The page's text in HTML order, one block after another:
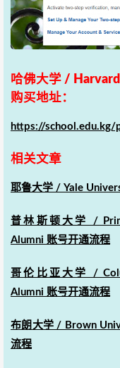
哈佛大学 /
购买地址：
https://school.edu.kg/
相关文章
耶鲁大学 / Yale
普林斯顿大学 /
Alumni 账号开通流程
哥伦比亚大学 /
Alumni 账号开通流程
布朗大学 / Brown
流程